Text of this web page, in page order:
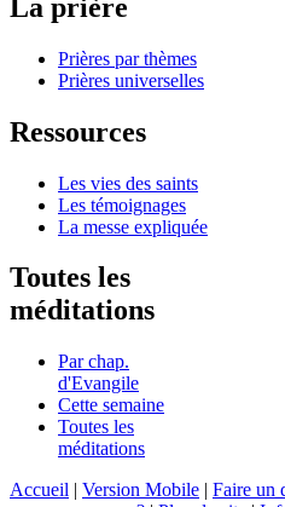
La prière
Prières par thèmes
Prières universelles
Ressources
Les vies des saints
Les témoignages
La messe expliquée
Toutes les
méditations
Par chap.
d'Evangile
Cette semaine
Toutes les
méditations
Accueil | Version Mobile | Faire un